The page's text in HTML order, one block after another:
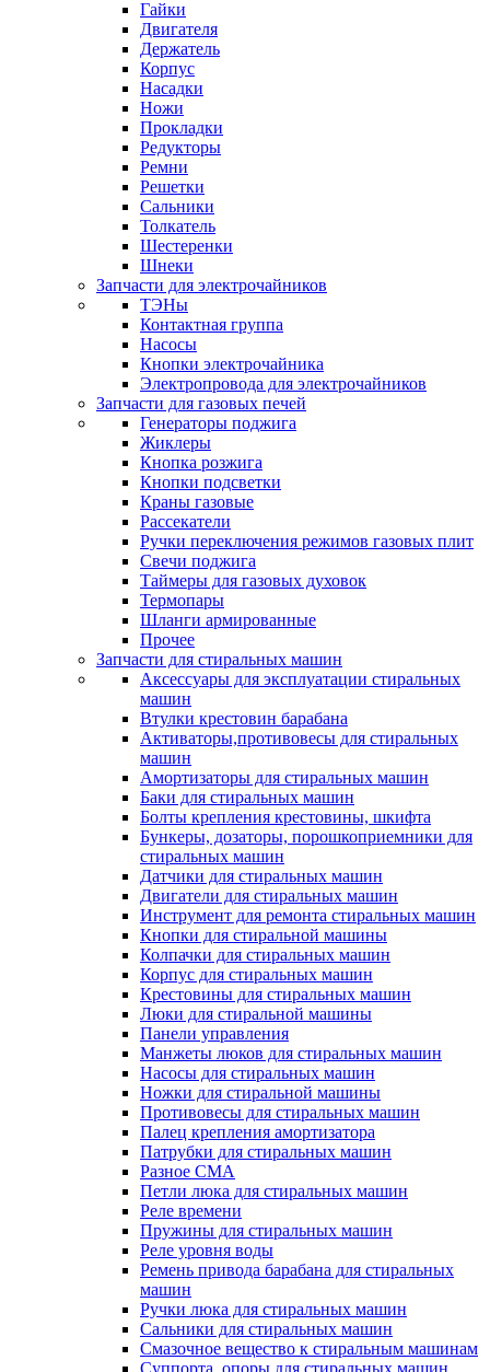
Гайки
Двигателя
Держатель
Корпус
Насадки
Ножи
Прокладки
Редукторы
Ремни
Решетки
Сальники
Толкатель
Шестеренки
Шнеки
Запчасти для электрочайников
ТЭНы
Контактная группа
Насосы
Кнопки электрочайника
Электропровода для электрочайников
Запчасти для газовых печей
Генераторы поджига
Жиклеры
Кнопка розжига
Кнопки подсветки
Краны газовые
Рассекатели
Ручки переключения режимов газовых плит
Свечи поджига
Таймеры для газовых духовок
Термопары
Шланги армированные
Прочее
Запчасти для стиральных машин
Аксессуары для эксплуатации стиральных
машин
Втулки крестовин барабана
Активаторы,противовесы для стиральных
машин
Амортизаторы для стиральных машин
Баки для стиральных машин
Болты крепления крестовины, шкифта
Бункеры, дозаторы, порошкоприемники для
стиральных машин
Датчики для стиральных машин
Двигатели для стиральных машин
Инструмент для ремонта стиральных машин
Кнопки для стиральной машины
Колпачки для стиральных машин
Корпус для стиральных машин
Крестовины для стиральных машин
Люки для стиральной машины
Панели управления
Манжеты люков для стиральных машин
Насосы для стиральных машин
Ножки для стиральной машины
Противовесы для стиральных машин
Палец крепления амортизатора
Патрубки для стиральных машин
Разное СМА
Петли люка для стиральных машин
Реле времени
Пружины для стиральных машин
Реле уровня воды
Ремень привода барабана для стиральных
машин
Ручки люка для стиральных машин
Сальники для стиральных машин
Смазочное вещество к стиральным машинам
Суппорта, опоры для стиральных машин